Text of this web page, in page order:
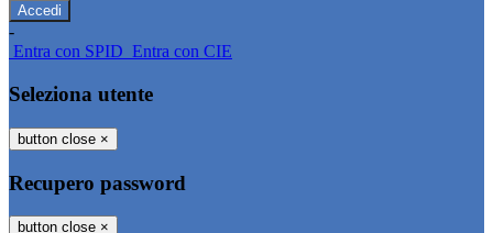
-
Entra con SPID Entra con CIE
Seleziona utente
button close ×
Recupero password
button close ×